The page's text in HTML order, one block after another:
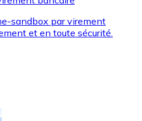
et Mastercard pour acheter
de vos marques
sandbox par virement
et en toute sécurité.